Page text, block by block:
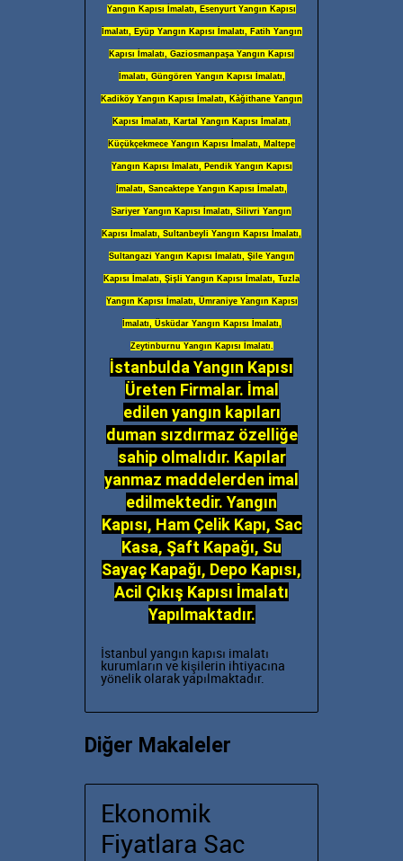
Yangın Kapısı İmalatı, Esenyurt Yangın Kapısı
İmalatı, Eyüp Yangın Kapısı İmalatı, Fatih Yangın
Kapısı İmalatı, Gaziosmanpaşa Yangın Kapısı
İmalatı, Güngören Yangın Kapısı İmalatı,
Kadiköy Yangın Kapısı İmalatı, Kâğithane Yangın
Kapısı İmalatı, Kartal Yangın Kapısı İmalatı,
Küçükçekmece Yangın Kapısı İmalatı, Maltepe
Yangın Kapısı İmalatı, Pendik Yangın Kapısı
İmalatı, Sancaktepe Yangın Kapısı İmalatı,
Sariyer Yangın Kapısı İmalatı, Silivri Yangın
Kapısı İmalatı, Sultanbeyli Yangın Kapısı İmalatı,
Sultangazi Yangın Kapısı İmalatı, Şile Yangın
Kapısı İmalatı, Şişli Yangın Kapısı İmalatı, Tuzla
Yangın Kapısı İmalatı, Ümraniye Yangın Kapısı
İmalatı, Üsküdar Yangın Kapısı İmalatı,
Zeytinburnu Yangın Kapısı İmalatı.
İstanbulda Yangın Kapısı
Üreten Firmalar. İmal
edilen yangın kapıları
duman sızdırmaz özelliğe
sahip olmalıdır. Kapılar
yanmaz maddelerden imal
edilmektedir. Yangın
Kapısı, Ham Çelik Kapı, Sac
Kasa, Şaft Kapağı, Su
Sayaç Kapağı, Depo Kapısı,
Acil Çıkış Kapısı İmalatı
Yapılmaktadır.
İstanbul yangın kapısı imalatı
kurumların ve kişilerin ihtiyacına
yönelik olarak yapılmaktadır.
Diğer Makaleler
Ekonomik
Fiyatlara Sac